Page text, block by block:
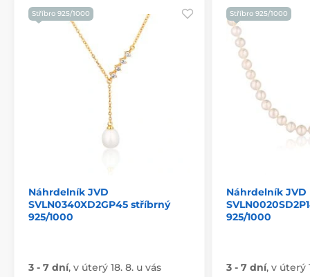
Stříbro 925/1000
Náhrdelník JVD
SVLN0340XD2GP45 stříbrný
925/1000
3 - 7 dní, v úterý 18. 8. u vás
Stříbro 925/1000
Náhrdelník JVD
925/1000
3 - 7 dní, v úterý